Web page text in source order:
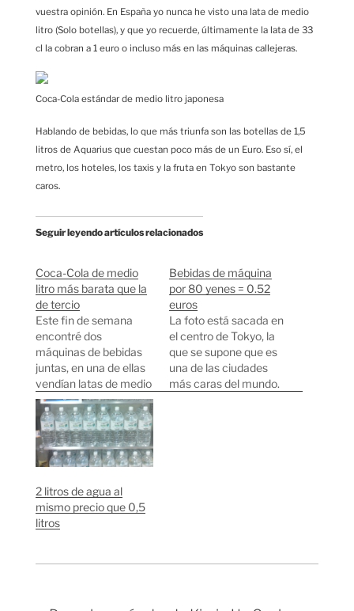
vuestra opinión. En España yo nunca he visto una lata de medio
litro (Solo botellas), y que yo recuerde, últimamente la lata de 33
cl la cobran a 1 euro o incluso más en las máquinas callejeras.
Coca-Cola estándar de medio litro japonesa
Hablando de bebidas, lo que más triunfa son las botellas de 1,5
litros de Aquarius que cuestan poco más de un Euro. Eso sí, el
metro, los hoteles, los taxis y la fruta en Tokyo son bastante
caros.
Seguir leyendo artículos relacionados
Coca-Cola de medio
litro más barata que la
de tercio
Este fin de semana
encontré dos
máquinas de bebidas
juntas, en una de ellas
vendían latas de medio
litro por 120 yenes (75
céntimos de Euro) y en
la otra latas de 33cl por
130 yenes (80
céntimos de Euro).
más barata! Desde
hace algo más de…
Bebidas de máquina
por 80 yenes = 0.52
euros
La foto está sacada en
el centro de Tokyo, la
que se supone que es
una de las ciudades
más caras del mundo.
2 litros de agua al
mismo precio que 0,5
litros